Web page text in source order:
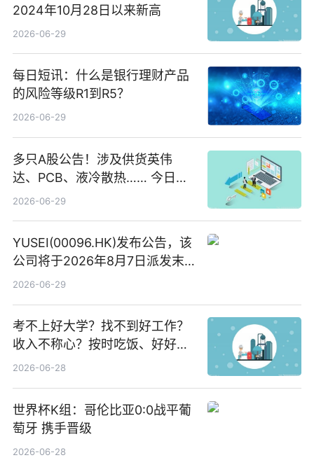
2024年10月28日以来新高
2026-06-29
每日短讯：什么是银行理财产品
的风险等级R1到R5？
2026-06-29
多只A股公告！涉及供货英伟
达、PCB、液冷散热…… 今日快
讯
2026-06-29
YUSEI(00096.HK)发布公告，该
公司将于2026年8月7日派发末
期股息每股人民币0.013元 每日
2026-06-29
考不上好大学？找不到好工作？
收入不称心？按时吃饭、好好睡
觉
2026-06-28
世界杯K组：哥伦比亚0:0战平葡
萄牙 携手晋级
2026-06-28